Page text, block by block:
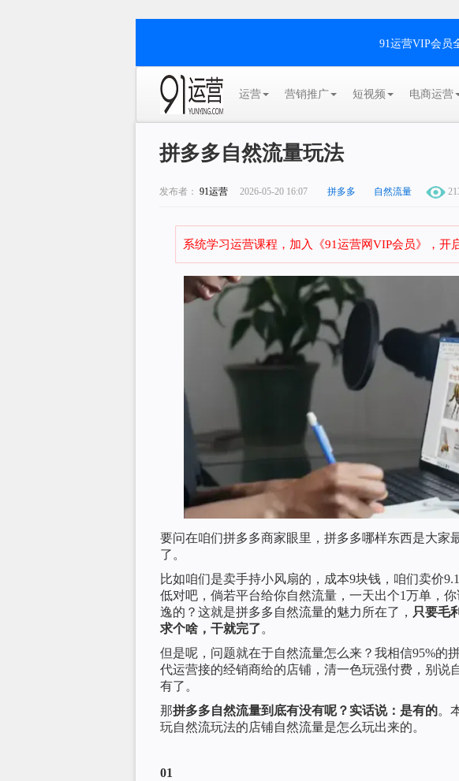
91运营VIP会员
运营 营销推广 短视频 电商运营
拼多多自然流量玩法
发布者： 91运营 2026-05-20 16:07 拼多多 自然流量
系统学习运营课程，加入《91运营网VIP会员》，开
要问在咱们拼多多商家眼里，拼多多哪样东西是大家
了。
比如咱们是卖手持小风扇的，成本9块钱，咱们卖价
低对吧，倘若平台给你自然流量，一天出个1万单，
逸的？这就是拼多多自然流量的魅力所在了， 只要毛
求个啥，干就完了。
但是呢，问题就在于自然流量怎么来？我相信95%的
代运营接的经销商给的店铺，清一色玩强付费，别说
有了。
那拼多多自然流量到底有没有呢？实话说：是有的。
玩自然流玩法的店铺自然流量是怎么玩出来的。
01